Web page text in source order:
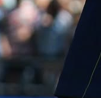
list, riječ je o
menadžer Andy
kamere,
ikakve